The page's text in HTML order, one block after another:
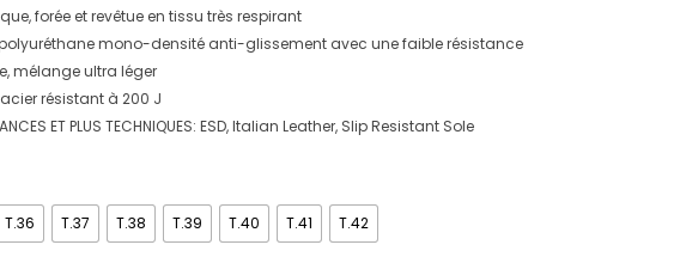
forée et revêtue en tissu très respirant
polyuréthane mono-densité anti-glissement avec une faible résistance
mélange ultra léger
acier résistant à 200 J
ET PLUS TECHNIQUES: ESD, Italian Leather, Slip Resistant Sole
T.36 T.37 T.38 T.39 T.40 T.41 T.42